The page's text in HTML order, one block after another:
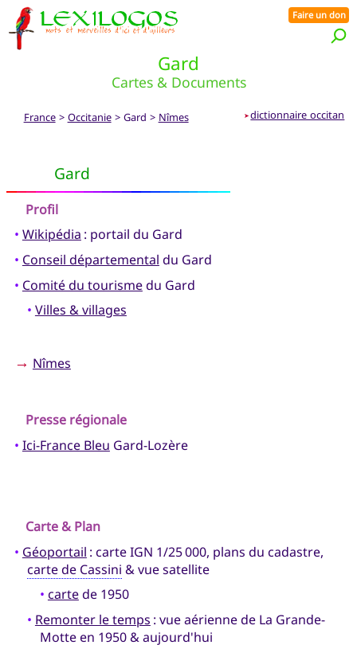
Gard
Cartes & Documents
Faire un don
France> Occitanie> Gard > Nîmes ➤dictionnaire occitan
Gard
Profil
• Wikipédia : portail du Gard
• Conseil départemental du Gard
• Comité du tourismedu Gard
• Villes & villages
→ Nîmes
Presse régionale
• Ici-France Bleu Gard-Lozère
Carte & Plan
• Géoportail : carte IGN 1/25 000, plans du cadastre,
carte de Cassini & vue satellite
• cartede 1950
• Remonter le temps : vue aérienne de La Grande-
Motte en 1950 & aujourd'hui